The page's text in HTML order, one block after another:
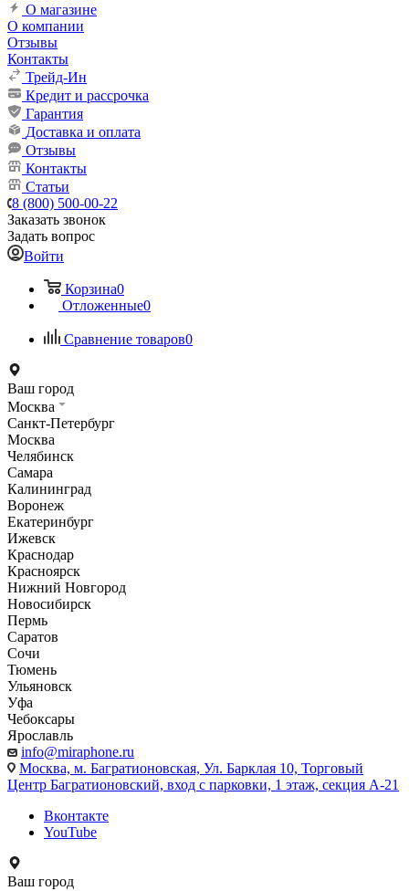
О магазине
О компании
Отзывы
Контакты
Трейд-Ин
Кредит и рассрочка
Гарантия
Доставка и оплата
Отзывы
Контакты
Статьи
8 (800) 500-00-22
Заказать звонок
Задать вопрос
Войти
Корзина0
Отложенные0
Сравнение товаров0
Ваш город
Москва
Санкт-Петербург
Москва
Челябинск
Самара
Калининград
Воронеж
Екатеринбург
Ижевск
Краснодар
Красноярск
Нижний Новгород
Новосибирск
Пермь
Саратов
Сочи
Тюмень
Ульяновск
Уфа
Чебоксары
Ярославль
info@miraphone.ru
Москва, м. Багратионовская, Ул. Барклая 10, Торговый
Центр Багратионовский, вход с парковки, 1 этаж, секция А-21
Вконтакте
YouTube
Ваш город